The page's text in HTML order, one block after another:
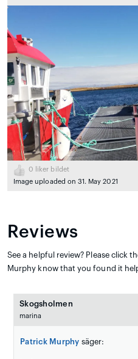
0 liker bildet
Image uploaded on 31. May 2021
Reviews
See a helpful review? Please click
Murphy know that you found it
Skogsholmen
marina
Patrick Murphy säger: